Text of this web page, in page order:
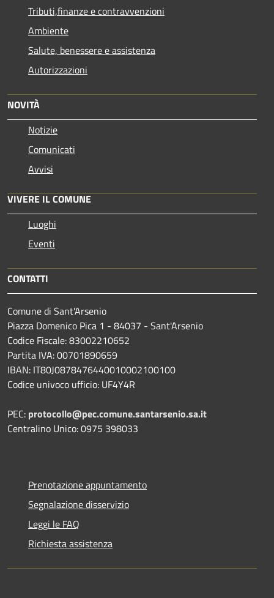
Tributi,finanze e contravvenzioni
Ambiente
Salute, benessere e assistenza
Autorizzazioni
NOVITÀ
Notizie
Comunicati
Avvisi
VIVERE IL COMUNE
Luoghi
Eventi
CONTATTI
Comune di Sant'Arsenio
Piazza Domenico Pica 1 - 84037 - Sant'Arsenio
Codice Fiscale: 83002210652
Partita IVA: 00701890659
IBAN: IT80J0878476440010002100100
Codice univoco ufficio: UF4Y4R
PEC: protocollo@pec.comune.santarsenio.sa.it
Centralino Unico: 0975 398033
Prenotazione appuntamento
Segnalazione disservizio
Leggi le FAQ
Richiesta assistenza